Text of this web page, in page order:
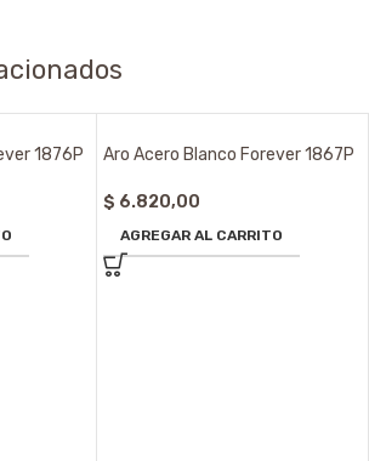
1876P Aro Acero Blanco Forever 1867P
$ 6.820,00
AGREGAR AL CARRITO